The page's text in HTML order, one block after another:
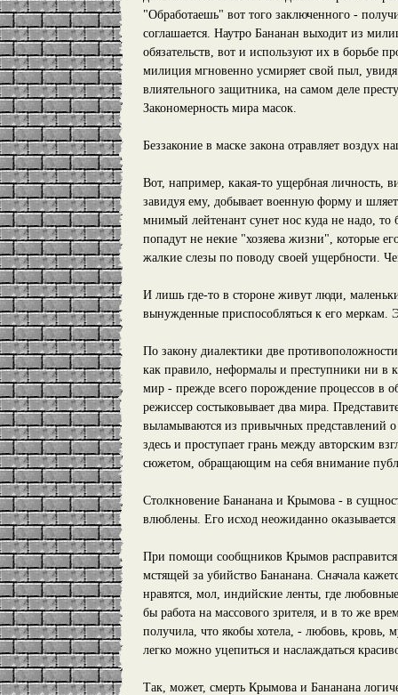
"Обработаешь" вот того заключенного -
соглашается. Наутро Бананан выходит из
обязательств, вот и используют их в борьбе
милиция мгновенно усмиряет свой пыл,
влиятельного защитника, на самом деле
Закономерность мира масок.
Беззаконие в маске закона отравляет
Вот, например, какая-то ущербная личность,
завидуя ему, добывает военную форму и
мнимый лейтенант сунет нос куда не надо,
попадут не некие "хозяева жизни", которые
жалкие слезы по поводу своей ущербности.
И лишь где-то в стороне живут люди,
вынужденные приспособляться к его
По закону диалектики две
как правило, неформалы и преступники ни в
мир - прежде всего порождение процессов в
режиссер состыковывает два мира.
выламываются из привычных представлений о
здесь и проступает грань между авторским
сюжетом, обращающим на себя внимание
Столкновение Бананана и Крымова - в
влюблены. Его исход неожиданно
При помощи сообщников Крымов
мстящей за убийство Бананана. Сначала
нравятся, мол, индийские ленты, где
бы работа на массового зрителя, и в то же
получила, что якобы хотела, - любовь,
легко можно уцепиться и наслаждаться
Так, может, смерть Крымова и Бананана